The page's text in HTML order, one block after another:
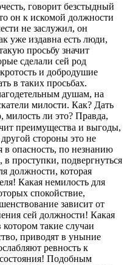
говорит безстыдный
он к искомой должности
не заслужил, он
уже издавна есть люди,
просьбу значит
сделали сей род
и добродушие
в таких просьбах.
душам, на
милости. Как? Дать
милость ли это? Правда,
преимущества и выгоды,
стороны это не
в опасность, по незнанию
проступки, подвергнуться
должности, которая
Какая немилость для
спокойствие,
зависит от
сей должности! Какая
такие случаи
приводят в уныние
ревность к
Подобным